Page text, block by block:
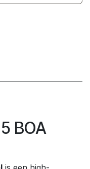
BOA